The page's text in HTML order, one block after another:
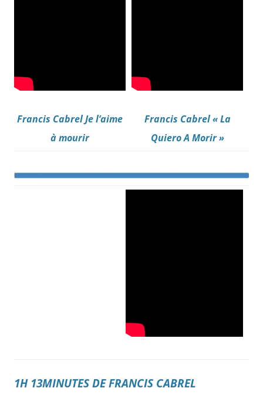
Francis Cabrel Je l’aime
à mourir
Francis Cabrel « La
Quiero A Morir »
1H 13MINUTES DE FRANCIS CABREL